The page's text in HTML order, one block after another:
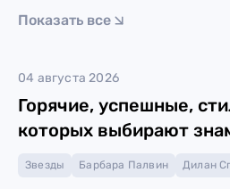
Мемы и тренды
Показать все
04 августа 2026
Горячие, успешные,
которых выбирают
Звезды Барбара Палвин Дилан